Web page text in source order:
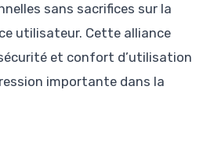
sans sacrifices sur la
utilisateur. Cette alliance
et confort d’utilisation
importante dans la